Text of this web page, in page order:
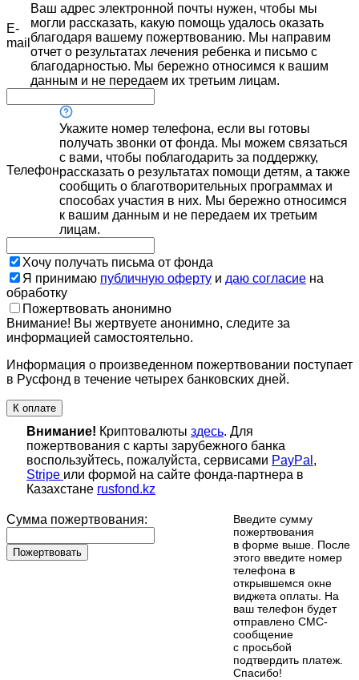
E-
mail
Ваш адрес электронной почты нужен, чтобы мы
могли рассказать, какую помощь удалось оказать
благодаря вашему пожертвованию. Мы направим
отчет о результатах лечения ребенка и письмо с
благодарностью. Мы бережно относимся к вашим
данным и не передаем их третьим лицам.
Телефон
Укажите номер телефона, если вы готовы
получать звонки от фонда. Мы можем связаться
с вами, чтобы поблагодарить за поддержку,
рассказать о результатах помощи детям, а также
сообщить о благотворительных программах и
способах участия в них. Мы бережно относимся
к вашим данным и не передаем их третьим
лицам.
Хочу получать письма от фонда
Я принимаю публичную оферту и даю согласие на
обработку
Пожертвовать анонимно
Внимание! Вы жертвуете анонимно, следите за
информацией самостоятельно.
Информация о произведенном пожертвовании поступает
в Русфонд в течение четырех банковских дней.
К оплате
Внимание! Криптовалюты здесь. Для
пожертвования с карты зарубежного банка
воспользуйтесь, пожалуйста, сервисами PayPal ,
Stripe или формой на сайте фонда-партнера в
Казахстане rusfond.kz
Сумма пожертвования:
Пожертвовать
Введите сумму
пожертвования
в форме выше. После
этого введите номер
телефона в
открывшемся окне
виджета оплаты. На
ваш телефон будет
отправлено СМС-
сообщение
с просьбой
подтвердить платеж.
Cпасибо!